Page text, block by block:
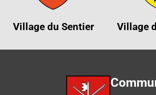
Village du Sentier Village